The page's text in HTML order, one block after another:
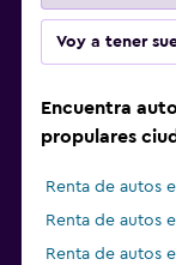
Voy a tener
Encuentra
propulares
Renta de autos
Renta de autos
Renta de autos